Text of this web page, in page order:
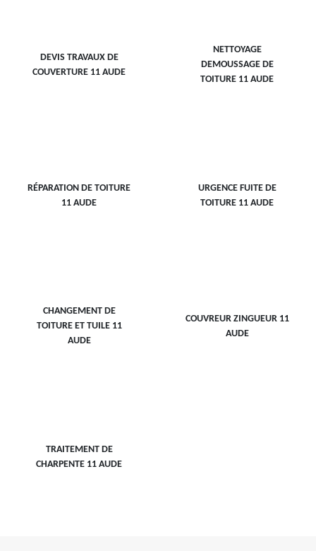
DEVIS TRAVAUX DE
COUVERTURE 11 AUDE
NETTOYAGE
DEMOUSSAGE DE
TOITURE 11 AUDE
RÉPARATION DE TOITURE
11 AUDE
URGENCE FUITE DE
TOITURE 11 AUDE
CHANGEMENT DE
TOITURE ET TUILE 11
AUDE
COUVREUR ZINGUEUR 11
AUDE
TRAITEMENT DE
CHARPENTE 11 AUDE